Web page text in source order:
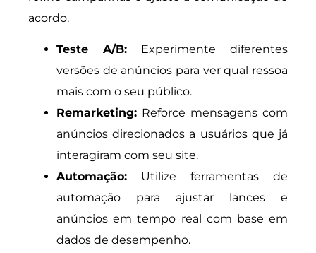
acordo.
Teste A/B: Experimente diferentes
versões de anúncios para ver qual ressoa
mais com o seu público.
Remarketing: Reforce mensagens com
anúncios direcionados a usuários que já
interagiram com seu site.
Automação: Utilize ferramentas de
automação para ajustar lances e
anúncios em tempo real com base em
dados de desempenho.